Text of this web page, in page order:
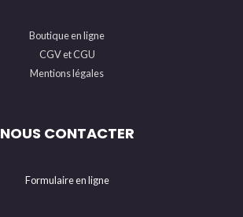
Boutique en ligne
CGV et CGU
Mentions légales
NOUS CONTACTER
Formulaire en ligne